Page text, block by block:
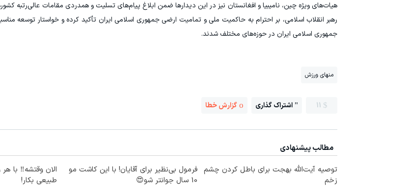
هیات‌های ویژه چین، نامیبیا و افغانستان نیز در این دیدار‌ها ضمن ابلاغ پیام‌های تسلیت و همدردی مقامات عالی‌رتبه
رهبر انقلاب اسلامی، بر احترام به حاکمیت ملی و تمامیت ارضی جمهوری اسلامی ایران تأکید کرده و خواستار توسعه
جمهوری اسلامی ایران در حوزه‌های مختلف شدند.
منهای ورزش
11 اشتراک گذاری گزارش خطا
مطالب پیشنهادی
توصیه آیت‌الله بهجت برای باطل کردن چشم
زخم
فرمول بی‌نظیر برای آقایان! با این کاشت مو
10 سال جوانتر شو😍
الان وقتشه‼️ با
طبیعی بکار!